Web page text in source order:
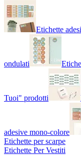
Etichette
ondulati
Tuoi" prodotti
adesive mono-colore
Etichette per scarpe
Etichette Per Vestiti